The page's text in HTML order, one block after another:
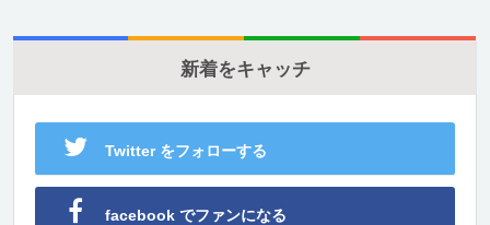
新着をキャッチ
Twitter をフォローする
facebook でファンになる